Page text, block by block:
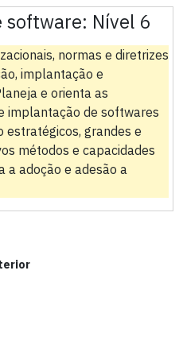
software: Nível 6
normas e diretrizes
implantação e
e orienta as
implantação de softwares
grandes e
métodos e capacidades
a adoção e adesão a